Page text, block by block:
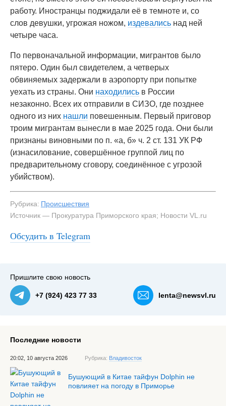
работу. Иностранцы поджидали её в темноте и, со
слов девушки, угрожая ножом, издевались над ней
четыре часа.
По первоначальной информации, мигрантов было
пятеро. Один был свидетелем, а четверых
обвиняемых задержали в аэропорту при попытке
уехать из страны. Они находились в России
незаконно. Всех их отправили в СИЗО, где позднее
одного из них нашли повешенным. Первый приговор
троим мигрантам вынесли в мае 2025 года. Они были
признаны виновными по п. «а, б» ч. 2 ст. 131 УК РФ
(изнасилование, совершённое группой лиц по
предварительному сговору, соединённое с угрозой
убийством).
Рубрика: Происшествия
Источник — Прокуратура Приморского края; Новости VL.ru
Обсудить в Telegram
Пришлите свою новость
+7 (924) 423 77 33 lenta@newsvl.ru
Последние новости
20:02, 10 августа 2026 Рубрика: Владивосток
Бушующий в Китае тайфун Dolphin не
повлияет на погоду в Приморье